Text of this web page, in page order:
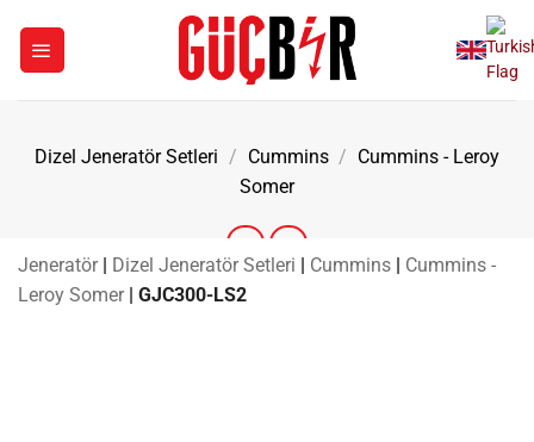
Dizel Jeneratör Setleri / Cummins / Cummins - Leroy
Somer
Jeneratör | Dizel Jeneratör Setleri | Cummins | Cummins -
Leroy Somer | GJC300-LS2